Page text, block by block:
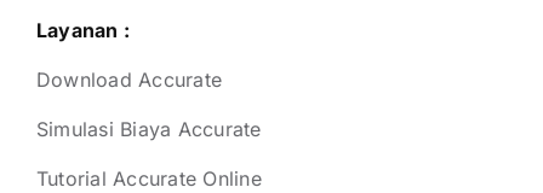
Layanan :
Download Accurate
Simulasi Biaya Accurate
Tutorial Accurate Online